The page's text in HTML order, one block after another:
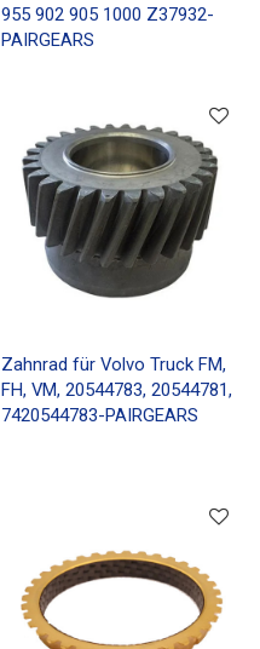
955 902 905 1000 Z37932-
PAIRGEARS
Zahnrad für Volvo Truck FM,
FH, VM, 20544783, 20544781,
7420544783-PAIRGEARS